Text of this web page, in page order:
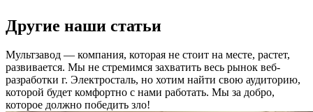
Другие наши статьи
Мультзавод — компания, которая не стоит на месте, растет,
развивается. Мы не стремимся захватить весь рынок веб-
разработки г. Электросталь, но хотим найти свою аудиторию,
которой будет комфортно с нами работать. Мы за добро,
которое должно победить зло!